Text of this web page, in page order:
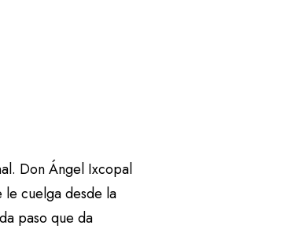
Don Ángel Ixcopal
le cuelga desde la
paso que da